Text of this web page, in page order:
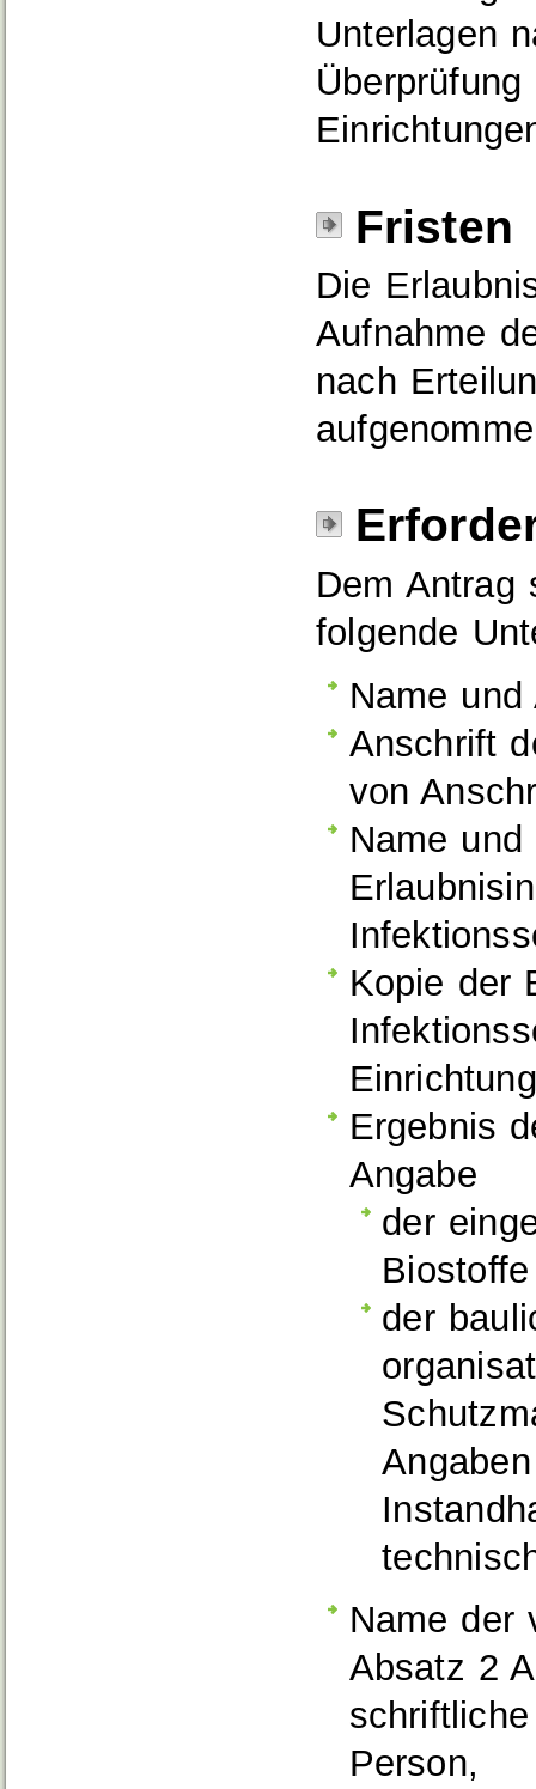
Unterlagen
Fristen
Die
Aufnahme
nach
Dem Antrag
folgende
Name
Anschrift
von
Name
Kopie der
Ergebnis
Angabe
der
der
Name der
Absatz 2
Person,